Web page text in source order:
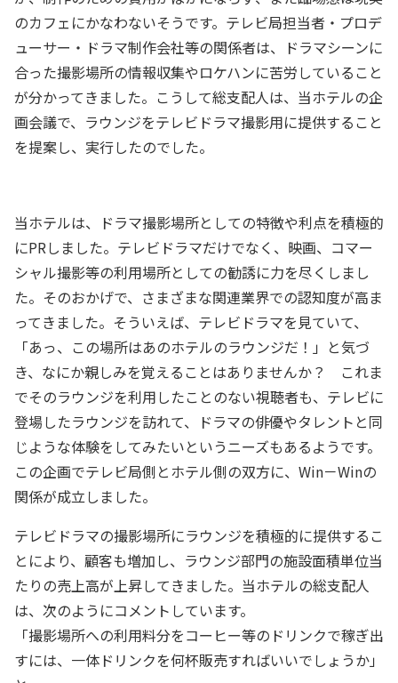
のカフェにかなわないそうです。テレビ局担当者・プロデ
ューサー・ドラマ制作会社等の関係者は、ドラマシーンに
合った撮影場所の情報収集やロケハンに苦労していること
が分かってきました。こうして総支配人は、当ホテルの企
画会議で、ラウンジをテレビドラマ撮影用に提供すること
を提案し、実行したのでした。
当ホテルは、ドラマ撮影場所としての特徴や利点を積極的
にPRしました。テレビドラマだけでなく、映画、コマー
シャル撮影等の利用場所としての勧誘に力を尽くしまし
た。そのおかげで、さまざまな関連業界での認知度が高ま
ってきました。そういえば、テレビドラマを見ていて、
「あっ、この場所はあのホテルのラウンジだ！」と気づ
き、なにか親しみを覚えることはありませんか？ これま
でそのラウンジを利用したことのない視聴者も、テレビに
登場したラウンジを訪れて、ドラマの俳優やタレントと同
じような体験をしてみたいというニーズもあるようです。
この企画でテレビ局側とホテル側の双方に、Win－Winの
関係が成立しました。
テレビドラマの撮影場所にラウンジを積極的に提供するこ
とにより、顧客も増加し、ラウンジ部門の施設面積単位当
たりの売上高が上昇してきました。当ホテルの総支配人
は、次のようにコメントしています。
「撮影場所への利用料分をコーヒー等のドリンクで稼ぎ出
すには、一体ドリンクを何杯販売すればいいでしょうか」